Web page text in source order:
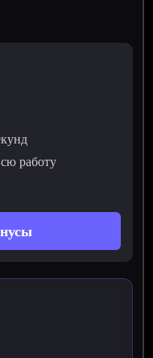
работу